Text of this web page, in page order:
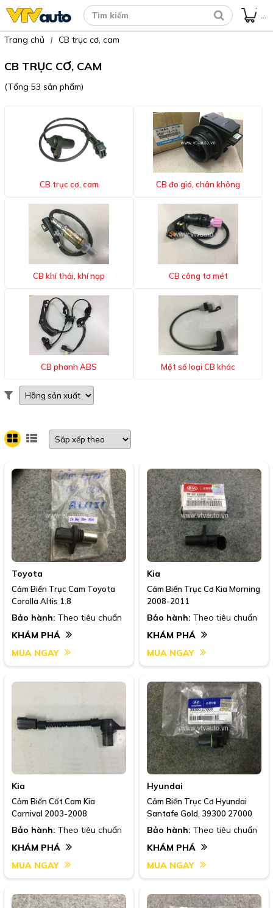
Trang chủ | CB trục cơ, cam
CB TRỤC CƠ, CAM
(Tổng 53 sản phẩm)
CB trục cơ, cam CB đo gió, chân không
CB khí thải, khí nạp CB công tơ mét
CB phanh ABS Một số loại CB khác
Toyota
Cảm Biến Trục Cam Toyota
Corolla Altis 1.8
Bảo hành: Theo tiêu chuẩn
KHÁM PHÁ
MUA NGAY
Kia
Cảm Biến Trục Cơ Kia Morning
2008-2011
Bảo hành: Theo tiêu chuẩn
KHÁM PHÁ
MUA NGAY
Kia
Cảm Biến Cốt Cam Kia
Carnival 2003-2008
Bảo hành: Theo tiêu chuẩn
KHÁM PHÁ
MUA NGAY
Hyundai
Cảm Biến Trục Cơ Hyundai
Santafe Gold, 39300 27000
Bảo hành: Theo tiêu chuẩn
KHÁM PHÁ
MUA NGAY